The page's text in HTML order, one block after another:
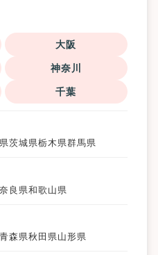
大阪
神奈川
千葉
茨城県栃木県群馬県
奈良県和歌山県
青森県秋田県山形県